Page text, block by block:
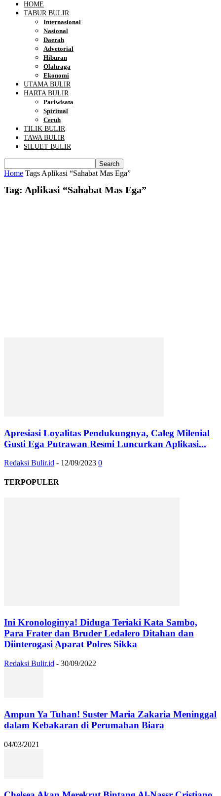
HOME
TABUR BULIR
Internasional
Nasional
Daerah
Advetorial
Hiburan
Olahraga
Ekonomi
UTAMA BULIR
HARTA BULIR
Pariwisata
Spiritual
Ceruh
TILIK BULIR
TAWA BULIR
SILUET BULIR
Home Tags Aplikasi “Sahabat Mas Ega”
Tag: Aplikasi “Sahabat Mas Ega”
Apresiasi Loyalitas Pendukungnya, Caleg Milenial
Gusti Ega Putrawan Resmi Luncurkan Aplikasi...
Redaksi Bulir.id - 12/09/2023 0
TERPOPULER
Ini Kronologinya! Diduga Teriaki Kata Sambo,
Para Frater dan Bruder Ledalero Ditahan dan
Diinterogasi Aparat Polres Sikka
Redaksi Bulir.id - 30/09/2022
Ampun Ya Tuhan! Suster Maria Zakaria Meninggal
dalam Kebakaran di Perumahan Biara
04/03/2021